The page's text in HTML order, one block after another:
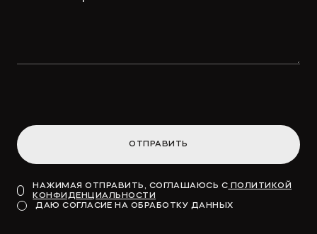
ОТПРАВИТЬ
НАЖИМАЯ ОТПРАВИТЬ, СОГЛАШАЮСЬ С ПОЛИТИКОЙ
КОНФИДЕНЦИАЛЬНОСТИ
ДАЮ СОГЛАСИЕ НА ОБРАБОТКУ ДАННЫХ